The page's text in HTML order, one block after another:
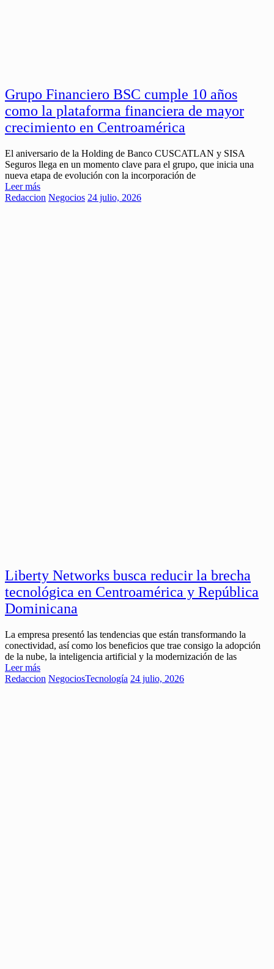
Grupo Financiero BSC cumple 10 años
como la plataforma financiera de mayor
crecimiento en Centroamérica
El aniversario de la Holding de Banco CUSCATLAN y SISA
Seguros llega en un momento clave para el grupo, que inicia una
nueva etapa de evolución con la incorporación de
Leer más
Redaccion Negocios 24 julio, 2026
Liberty Networks busca reducir la brecha
tecnológica en Centroamérica y República
Dominicana
La empresa presentó las tendencias que están transformando la
conectividad, así como los beneficios que trae consigo la adopción
de la nube, la inteligencia artificial y la modernización de las
Leer más
Redaccion NegociosTecnología 24 julio, 2026